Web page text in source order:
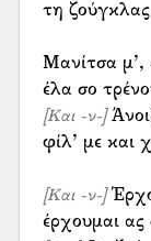
τη ζούγκλας
Μανίτσα μ’,
[Και -ν-]
φίλ’ με και
[Και -ν-]